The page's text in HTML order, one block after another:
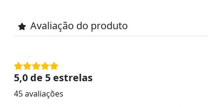
Avaliação do produto
5,0 de 5 estrelas
45 avaliações